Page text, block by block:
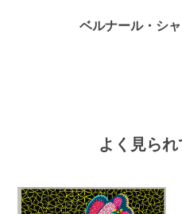
ベルナール・シ
よく見ら